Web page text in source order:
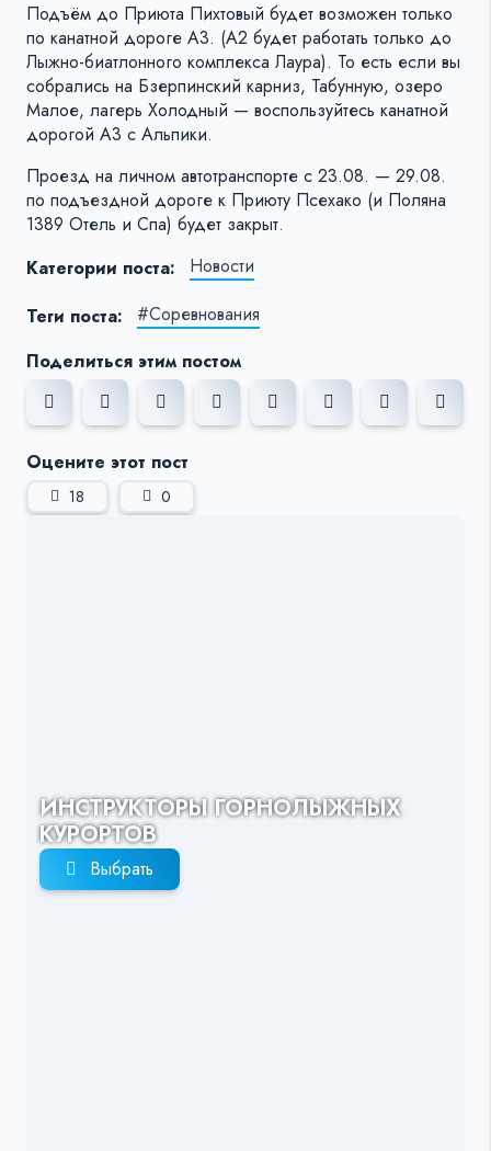
Подъём до Приюта Пихтовый будет возможен только
по канатной дороге А3. (А2 будет работать только до
Лыжно-биатлонного комплекса Лаура). То есть если вы
собрались на Бзерпинский карниз, Табунную, озеро
Малое, лагерь Холодный — воспользуйтесь канатной
дорогой А3 с Альпики.
Проезд на личном автотранспорте с 23.08. — 29.08.
по подъездной дороге к Приюту Псехако (и Поляна
1389 Отель и Спа) будет закрыт.
Категории поста:
Новости
Теги поста:
#Соревнования
Поделиться этим постом
Оцените этот пост
18 0
ИНСТРУКТОРЫ ГОРНОЛЫЖНЫХ
КУРОРТОВ
Выбрать